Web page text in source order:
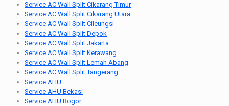
Service AC Wall Split Cikarang Timur
Service AC Wall Split Cikarang Utara
Service AC Wall Split Cileungsi
Service AC Wall Split Depok
Service AC Wall Split Jakarta
Service AC Wall Split Kerawang
Service AC Wall Split Lemah Abang
Service AC Wall Split Tangerang
Service AHU
Service AHU Bekasi
Service AHU Bogor